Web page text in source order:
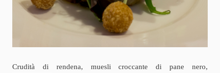
Crudità di rendena, muesli croccante di pane nero,